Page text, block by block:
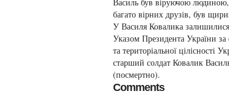
багато вірних друзів, був
У Василя Ковалика залишилися
Указом Президента України за
та територіальної цілісності
старший солдат Ковалик
(посмертно).
Comments